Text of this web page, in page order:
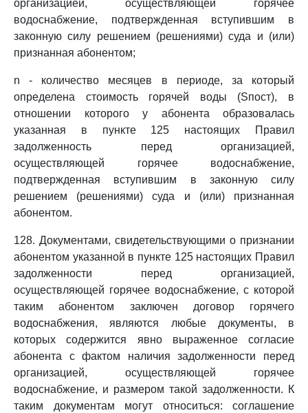
организацией, осуществляющей горячее
водоснабжение, подтвержденная вступившим в
законную силу решением (решениями) суда и (или)
признанная абонентом;
n - количество месяцев в периоде, за который
определена стоимость горячей воды (Sпост), в
отношении которого у абонента образовалась
указанная в пункте 125 настоящих Правил
задолженность перед организацией,
осуществляющей горячее водоснабжение,
подтвержденная вступившим в законную силу
решением (решениями) суда и (или) признанная
абонентом.
128. Документами, свидетельствующими о признании
абонентом указанной в пункте 125 настоящих Правил
задолженности перед организацией,
осуществляющей горячее водоснабжение, с которой
таким абонентом заключен договор горячего
водоснабжения, являются любые документы, в
которых содержится явно выраженное согласие
абонента с фактом наличия задолженности перед
организацией, осуществляющей горячее
водоснабжение, и размером такой задолженности. К
таким документам могут относиться: соглашение